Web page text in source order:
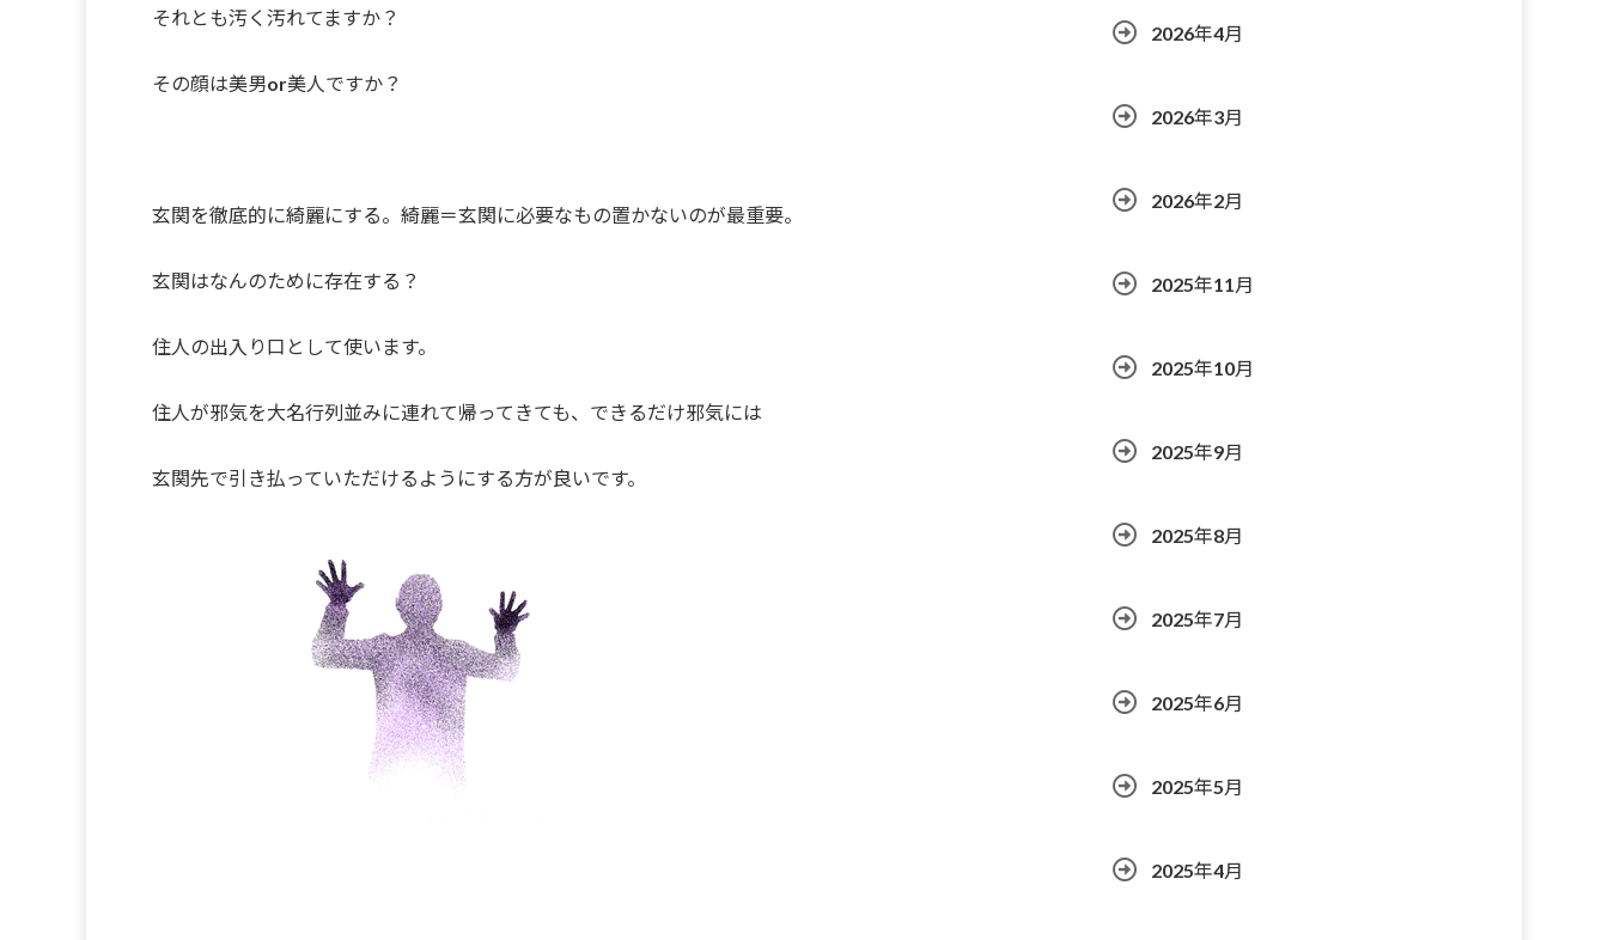
それとも汚く汚れてますか？
その顔は美男or美人ですか？
玄関を徹底的に綺麗にする。綺麗＝玄関に必要なもの置かないのが最重要。
玄関はなんのために存在する？
住人の出入り口として使います。
住人が邪気を大名行列並みに連れて帰ってきても、できるだけ邪気には
玄関先で引き払っていただけるようにする方が良いです。
2026年4月
2026年3月
2026年2月
2025年11月
2025年10月
2025年9月
2025年8月
2025年7月
2025年6月
2025年5月
2025年4月